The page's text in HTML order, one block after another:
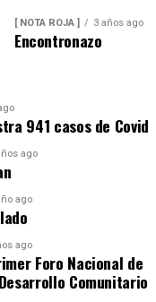
[ NOTA ROJA ] 3 años ago
Encontronazo
941 casos de Covid
ago
ago
ago
Foro Nacional de
Comunitario